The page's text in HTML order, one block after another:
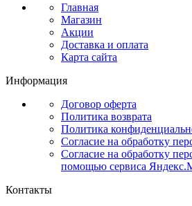
Главная
Магазин
Акции
Доставка и оплата
Карта сайта
Информация
Договор оферта
Политика возврата
Политика
Согласие на обработку
Согласие на обработку
помощью сервиса
Контакты